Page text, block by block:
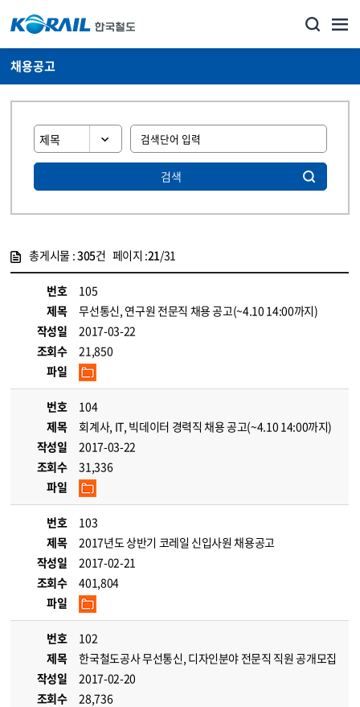
채용공고
검색
총게시물 :305건 페이지 :21/31
번호
105
제목
무선통신, 연구원 전문직 채용 공고(~4.10 14:00까지)
작성일
2017-03-22
조회수
21,850
파일
번호
104
제목
회계사, IT, 빅데이터 경력직 채용 공고(~4.10 14:00까지)
작성일
2017-03-22
조회수
31,336
파일
번호
103
제목
2017년도 상반기 코레일 신입사원 채용공고
작성일
2017-02-21
조회수
401,804
파일
번호
102
제목
한국철도공사 무선통신, 디자인분야 전문직 직원 공개모집
작성일
2017-02-20
조회수
28,736